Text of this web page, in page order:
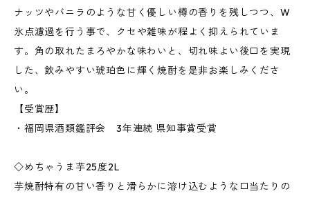
ナッツやバニラのような甘く優しい樽の香りを残しつつ、W
氷点濾過を行う事で、クセや雑味が程よく抑えられていま
す。角の取れたまろやかな味わいと、切れ味よい後口を実現
した、飲みやすい琥珀色に輝く焼酎を是非お楽しみくださ
い。
【受賞歴】
・福岡県酒類鑑評会 3年連続 県知事賞受賞
◇めちゃうま芋25度2L
芋焼酎特有の甘い香りと滑らかに溶け込むような口当たりの